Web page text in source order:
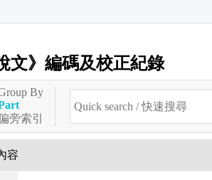
》編碼及校正紀錄
By
旁索引
容